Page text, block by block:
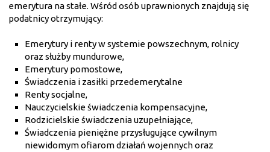
emerytura na stałe. Wśród osób uprawnionych znajdują się
podatnicy otrzymujący:
Emerytury i renty w systemie powszechnym, rolnicy
oraz służby mundurowe,
Emerytury pomostowe,
Świadczenia i zasiłki przedemerytalne
Renty socjalne,
Nauczycielskie świadczenia kompensacyjne,
Rodzicielskie świadczenia uzupełniające,
Świadczenia pieniężne przysługujące cywilnym
niewidomym ofiarom działań wojennych oraz